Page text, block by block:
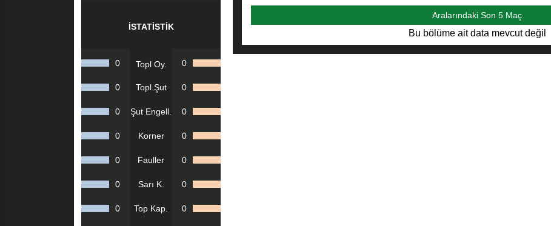
İSTATISTIK
0 Topl Oy. 0
0 Topl.Şut 0
0 Şut Engell. 0
0 Korner 0
0 Fauller 0
0 Sarı K. 0
0 Top Kap. 0
Aralarındaki Son 5 Maç
Bu bölüme ait data mevcut değil